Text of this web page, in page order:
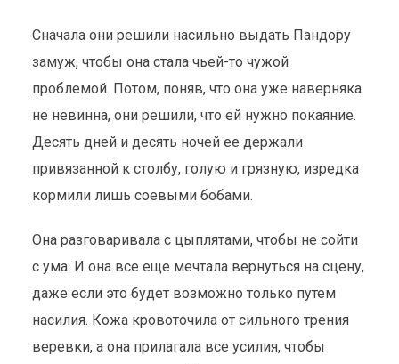
Сначала они решили насильно выдать Пандору
замуж, чтобы она стала чьей-то чужой
проблемой. Потом, поняв, что она уже наверняка
не невинна, они решили, что ей нужно покаяние.
Десять дней и десять ночей ее держали
привязанной к столбу, голую и грязную, изредка
кормили лишь соевыми бобами.
Она разговаривала с цыплятами, чтобы не сойти
с ума. И она все еще мечтала вернуться на сцену,
даже если это будет возможно только путем
насилия. Кожа кровоточила от сильного трения
веревки, а она прилагала все усилия, чтобы